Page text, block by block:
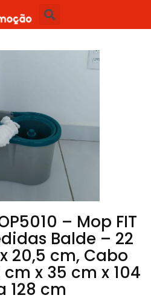
– Mop FIT
Balde – 22
20,5 cm, Cabo
x 35 cm x 104
128 cm